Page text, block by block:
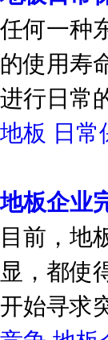
地板日常
任何一种
的使用寿
进行日常
地板 日常
地板企业
目前，地
显，都使
开始寻求